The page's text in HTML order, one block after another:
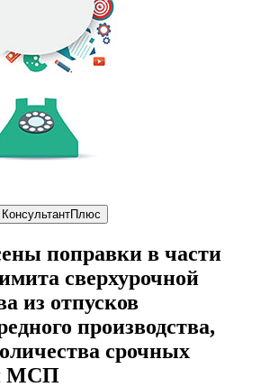
КонсультантПлюс
поправки в части
сверхурочной
из отпусков
производства,
срочных
МСП